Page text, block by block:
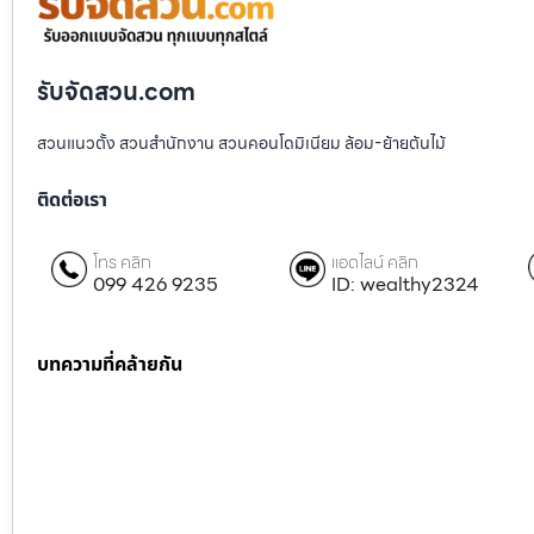
รับจัดสวน.com
สวนแนวตั้ง สวนสำนักงาน สวนคอนโดมิเนียม ล้อม-ย้ายต้นไม้
ติดต่อเรา
โทร คลิก
099 426 9235
แอดไลน์ คลิก
ID: wealthy2324
บทความที่คล้ายกัน